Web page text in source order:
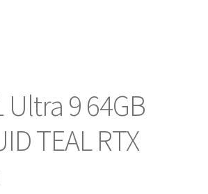
Ultra 9 64GB
TEAL RTX